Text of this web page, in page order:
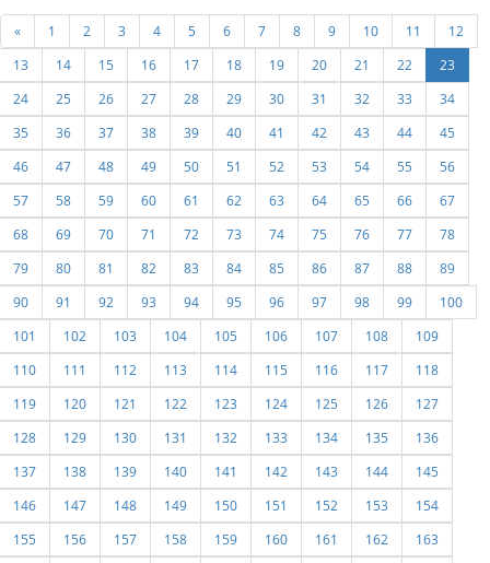
« 1 2 3 4 5 6 7 8 9 10 11
12
13
14 15 16 17 18 19 20 21 22
23
24
25 26 27 28 29 30 31 32 33
34
35
36 37 38 39 40 41 42 43 44
45
46
47 48 49 50 51 52 53 54 55
56
57
58 59 60 61 62 63 64 65 66
67
68
69 70 71 72 73 74 75 76 77
78
79
80 81 82 83 84 85 86 87 88
89
90
91 92 93 94 95 96 97 98 99
100
101
102 103 104 105 106 107 108
109
110
111 112 113 114 115 116 117
118
119
120 121 122 123 124 125 126
127
128
129 130 131 132 133 134 135
136
137
138 139 140 141 142 143 144
145
146
147 148 149 150 151 152 153
154
155
156 157 158 159 160 161 162
163